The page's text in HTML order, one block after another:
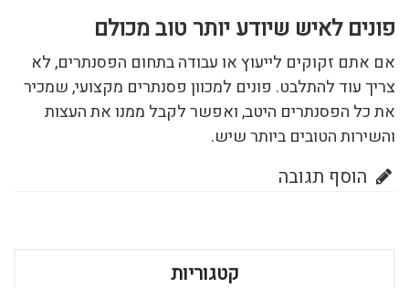
פונים לאיש שיודע יותר טוב מכולם
אם אתם זקוקים לייעוץ או עבודה בתחום הפסנתרים, לא
צריך עוד להתלבט. פונים למכוון פסנתרים מקצועי, שמכיר
את כל הפסנתרים היטב, ואפשר לקבל ממנו את העצות
והשירות הטובים ביותר שיש.
הוסף תגובה
קטגוריות